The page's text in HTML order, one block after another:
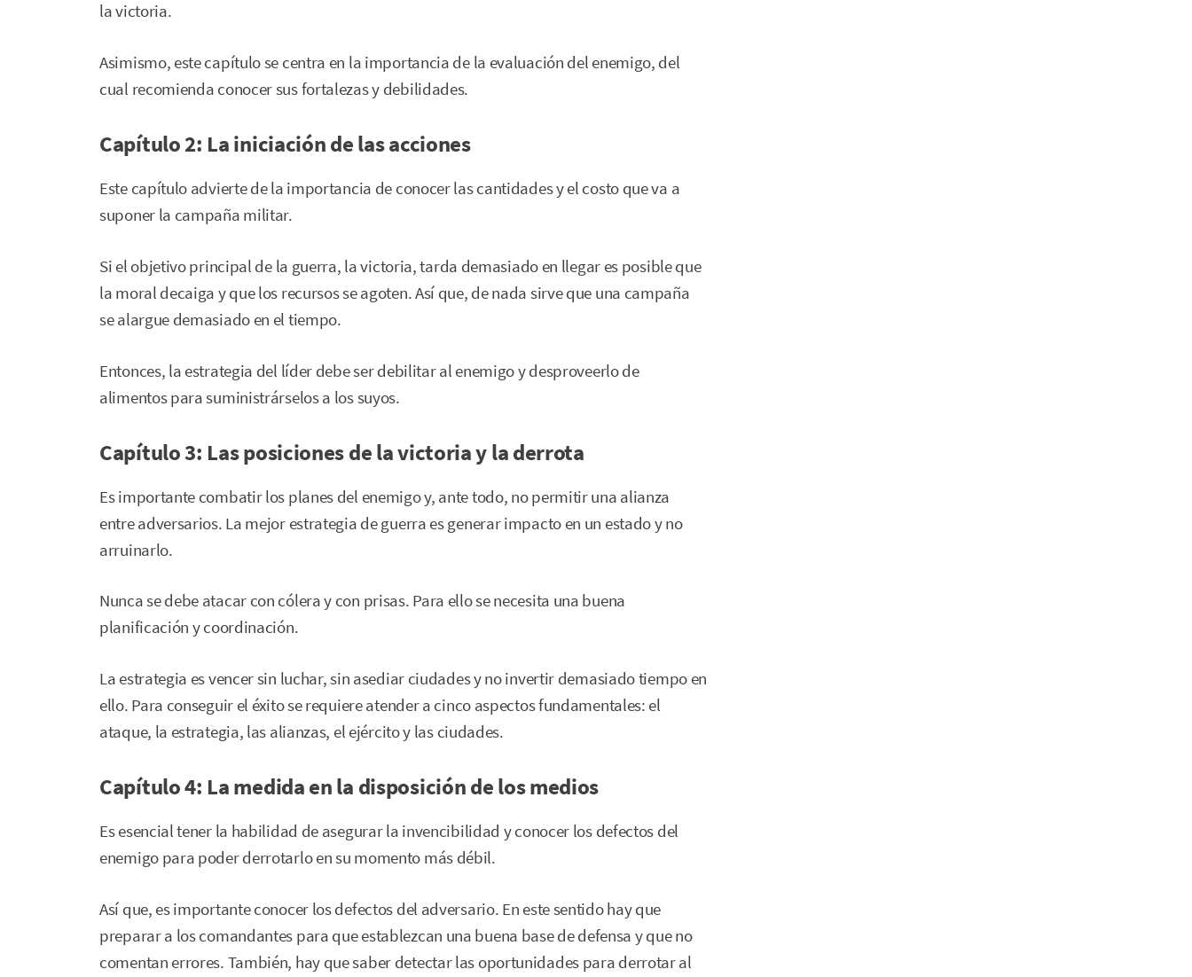
la victoria.
Asimismo, este capítulo se centra en la importancia de la evaluación del enemigo, del
cual recomienda conocer sus fortalezas y debilidades.
Capítulo 2: La iniciación de las acciones
Este capítulo advierte de la importancia de conocer las cantidades y el costo que va a
suponer la campaña militar.
Si el objetivo principal de la guerra, la victoria, tarda demasiado en llegar es posible que
la moral decaiga y que los recursos se agoten. Así que, de nada sirve que una campaña
se alargue demasiado en el tiempo.
Entonces, la estrategia del líder debe ser debilitar al enemigo y desproveerlo de
alimentos para suministrárselos a los suyos.
Capítulo 3: Las posiciones de la victoria y la derrota
Es importante combatir los planes del enemigo y, ante todo, no permitir una alianza
entre adversarios. La mejor estrategia de guerra es generar impacto en un estado y no
arruinarlo.
Nunca se debe atacar con cólera y con prisas. Para ello se necesita una buena
planificación y coordinación.
La estrategia es vencer sin luchar, sin asediar ciudades y no invertir demasiado tiempo en
ello. Para conseguir el éxito se requiere atender a cinco aspectos fundamentales: el
ataque, la estrategia, las alianzas, el ejército y las ciudades.
Capítulo 4: La medida en la disposición de los medios
Es esencial tener la habilidad de asegurar la invencibilidad y conocer los defectos del
enemigo para poder derrotarlo en su momento más débil.
Así que, es importante conocer los defectos del adversario. En este sentido hay que
preparar a los comandantes para que establezcan una buena base de defensa y que no
comentan errores. También, hay que saber detectar las oportunidades para derrotar al